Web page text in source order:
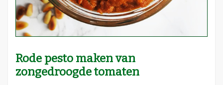
Rode pesto maken van
zongedroogde tomaten